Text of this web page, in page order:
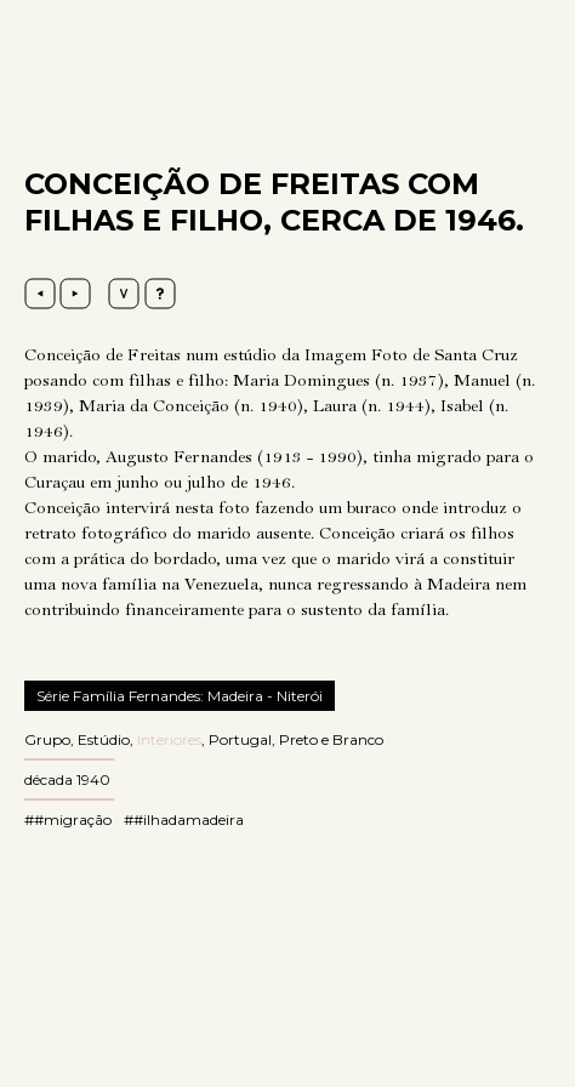
CONCEIÇÃO DE FREITAS COM
FILHAS E FILHO, CERCA DE 1946.
Conceição de Freitas num estúdio da Imagem Foto de Santa Cruz
posando com filhas e filho: Maria Domingues (n. 1937), Manuel (n.
1939), Maria da Conceição (n. 1940), Laura (n. 1944), Isabel (n.
1946).
O marido, Augusto Fernandes (1913 - 1990), tinha migrado para o
Curaçau em junho ou julho de 1946.
Conceição intervirá nesta foto fazendo um buraco onde introduz o
retrato fotográfico do marido ausente. Conceição criará os filhos
com a prática do bordado, uma vez que o marido virá a constituir
uma nova família na Venezuela, nunca regressando à Madeira nem
contribuindo financeiramente para o sustento da família.
Série Família Fernandes: Madeira - Niterói
Grupo, Estúdio, Interiores, Portugal, Preto e Branco
década 1940
##migração ##ilhadamadeira